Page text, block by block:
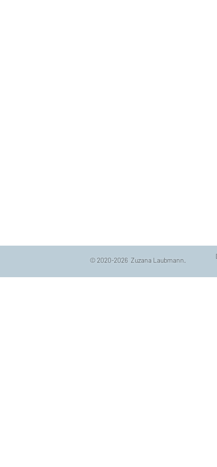
© 2020-2026 Zuzana Laubmann.